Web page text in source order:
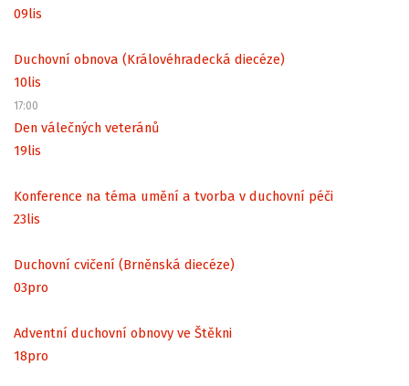
09lis
Duchovní obnova (Královéhradecká diecéze)
10lis
17:00
Den válečných veteránů
19lis
Konference na téma umění a tvorba v duchovní péči
23lis
Duchovní cvičení (Brněnská diecéze)
03pro
Adventní duchovní obnovy ve Štěkni
18pro